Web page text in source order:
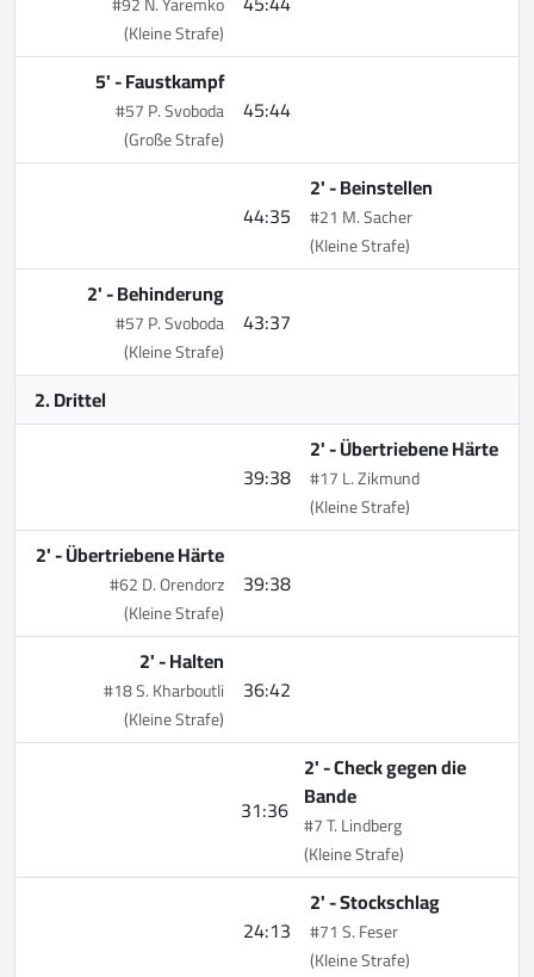
(Kleine Strafe)
45:44
5' -Faustkampf
#57 P. Svoboda
(Große Strafe)
44:35
2' -Beinstellen
#21 M. Sacher
(Kleine Strafe)
43:37
2' -Behinderung
#57 P. Svoboda
(Kleine Strafe)
2. Drittel
39:38
2' -Übertriebene Härte
#17 L. Zikmund
(Kleine Strafe)
39:38
2' -Übertriebene Härte
#62 D. Orendorz
(Kleine Strafe)
36:42
2' -Halten
#18 S. Kharboutli
(Kleine Strafe)
31:36
2' -Check gegen die
Bande
#7 T. Lindberg
(Kleine Strafe)
24:13
2' -Stockschlag
#71 S. Feser
(Kleine Strafe)